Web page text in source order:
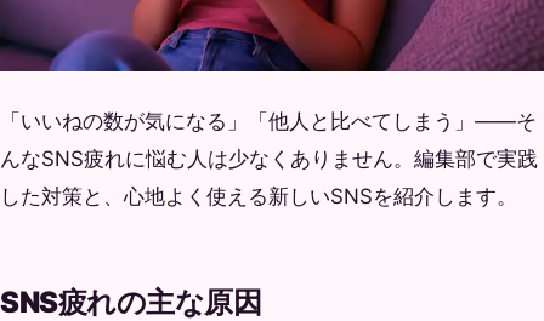
「いいねの数が気になる」「他人と比べてしまう」——そ
んなSNS疲れに悩む人は少なくありません。編集部で実践
した対策と、心地よく使える新しいSNSを紹介します。
SNS疲れの主な原因